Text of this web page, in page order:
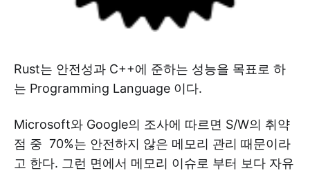
Rust는 안전성과 C++에 준하는 성능을 목표로 하
는 Programming Language 이다.
Microsoft와 Google의 조사에 따르면 S/W의 취약
점 중 70%는 안전하지 않은 메모리 관리 때문이라
고 한다. 그런 면에서 메모리 이슈로 부터 보다 자유